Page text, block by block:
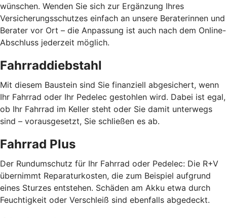
wünschen. Wenden Sie sich zur Ergänzung Ihres
Versicherungsschutzes einfach an unsere Beraterinnen und
Berater vor Ort – die Anpassung ist auch nach dem Online-
Abschluss jederzeit möglich.
Fahrraddiebstahl
Mit diesem Baustein sind Sie finanziell abgesichert, wenn
Ihr Fahrrad oder Ihr Pedelec gestohlen wird. Dabei ist egal,
ob Ihr Fahrrad im Keller steht oder Sie damit unterwegs
sind – vorausgesetzt, Sie schließen es ab.
Fahrrad Plus
Der Rundumschutz für Ihr Fahrrad oder Pedelec: Die R+V
übernimmt Reparaturkosten, die zum Beispiel aufgrund
eines Sturzes entstehen. Schäden am Akku etwa durch
Feuchtigkeit oder Verschleiß sind ebenfalls abgedeckt.